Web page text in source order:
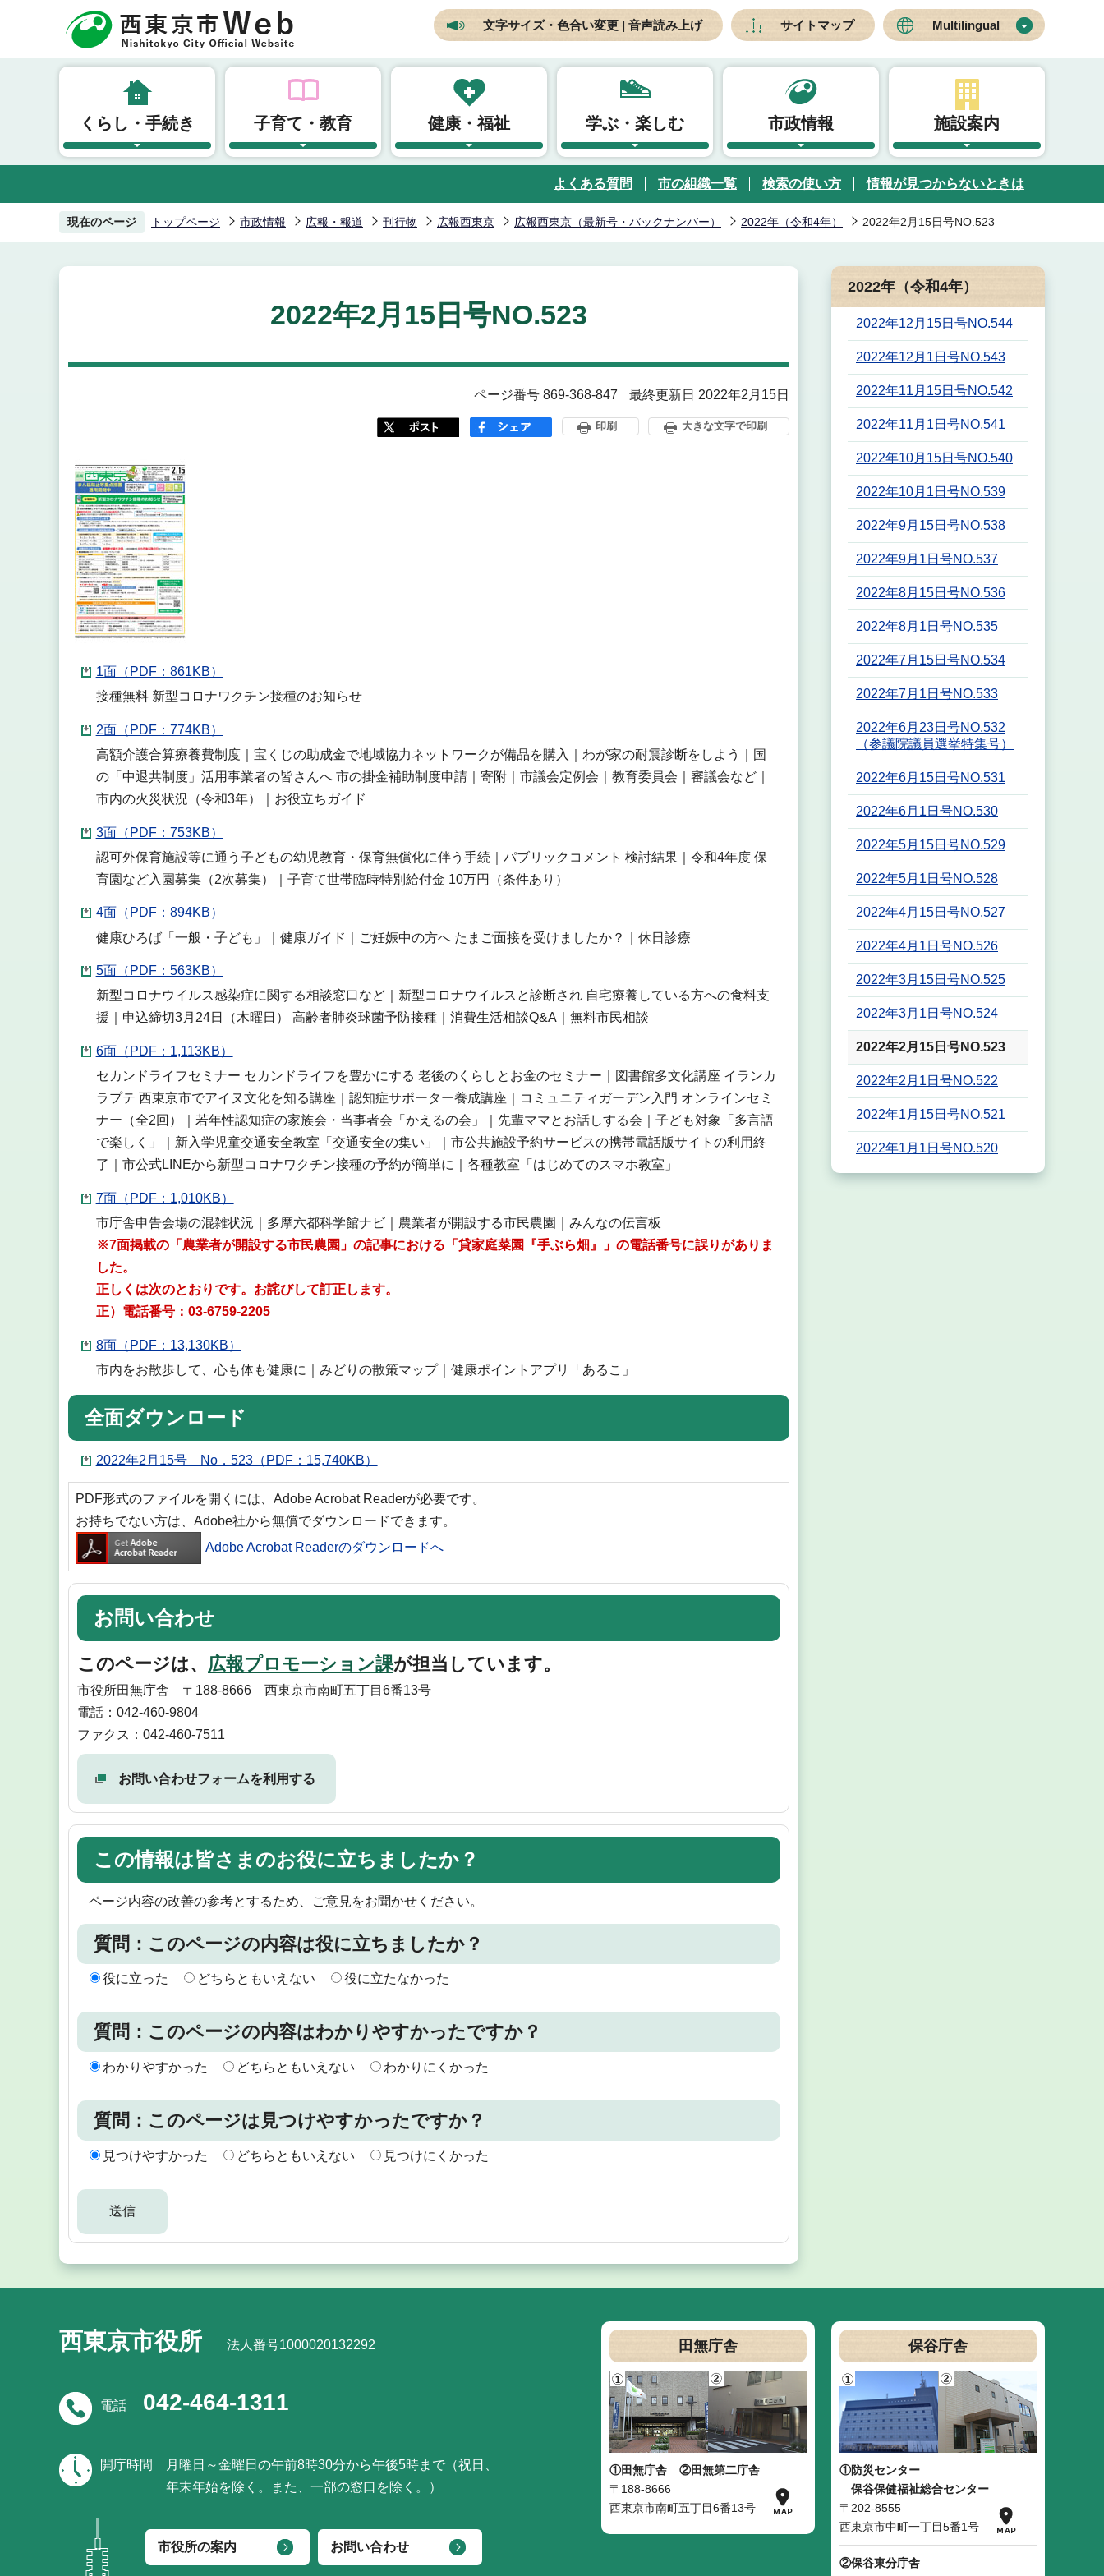
頭
文字サイズ・色合い変更 | 音声読み上げ サイトマップ Multilingual
くらし・手続き 子育て・教育 健康・福祉 学ぶ・楽しむ 市政情報 施設案内
よくある質問 市の組織一覧 検索の使い方 情報が見つからないときは
現在のページ トップページ 市政情報 広報・報道 刊行物 広報西東京 広報西東京（最新号・バックナンバー） 2022年（令和4年） 2022年2月15日号NO.523
2022年2月15日号NO.523
ページ番号 869-368-847 最終更新日 2022年2月15日
印刷 大きな文字で印刷
1面（PDF：861KB）
接種無料 新型コロナワクチン接種のお知らせ
2面（PDF：774KB）
高額介護合算療養費制度｜宝くじの助成金で地域協力ネットワークが備品を購入｜わが家の耐震診断をしよう｜国
の「中退共制度」活用事業者の皆さんへ 市の掛金補助制度申請｜寄附｜市議会定例会｜教育委員会｜審議会など｜
市内の火災状況（令和3年）｜お役立ちガイド
3面（PDF：753KB）
認可外保育施設等に通う子どもの幼児教育・保育無償化に伴う手続｜パブリックコメント 検討結果｜令和4年度 保
育園など入園募集（2次募集）｜子育て世帯臨時特別給付金 10万円（条件あり）
4面（PDF：894KB）
健康ひろば「一般・子ども」｜健康ガイド｜ご妊娠中の方へ たまご面接を受けましたか？｜休日診療
5面（PDF：563KB）
新型コロナウイルス感染症に関する相談窓口など｜新型コロナウイルスと診断され 自宅療養している方への食料支
援｜申込締切3月24日（木曜日） 高齢者肺炎球菌予防接種｜消費生活相談Q&A｜無料市民相談
6面（PDF：1,113KB）
セカンドライフセミナー セカンドライフを豊かにする 老後のくらしとお金のセミナー｜図書館多文化講座 イランカ
ラプテ 西東京市でアイヌ文化を知る講座｜認知症サポーター養成講座｜コミュニティガーデン入門 オンラインセミ
ナー（全2回）｜若年性認知症の家族会・当事者会「かえるの会」｜先輩ママとお話しする会｜子ども対象「多言語
で楽しく」｜新入学児童交通安全教室「交通安全の集い」｜市公共施設予約サービスの携帯電話版サイトの利用終
了｜市公式LINEから新型コロナワクチン接種の予約が簡単に｜各種教室「はじめてのスマホ教室」
7面（PDF：1,010KB）
市庁舎申告会場の混雑状況｜多摩六都科学館ナビ｜農業者が開設する市民農園｜みんなの伝言板
※7面掲載の「農業者が開設する市民農園」の記事における「貸家庭菜園『手ぶら畑』」の電話番号に誤りがありま
した。
正しくは次のとおりです。お詫びして訂正します。
正）電話番号：03-6759-2205
8面（PDF：13,130KB）
市内をお散歩して、心も体も健康に｜みどりの散策マップ｜健康ポイントアプリ「あるこ」
全面ダウンロード
2022年2月15号 No．523（PDF：15,740KB）
PDF形式のファイルを開くには、Adobe Acrobat Readerが必要です。
お持ちでない方は、Adobe社から無償でダウンロードできます。
Adobe Acrobat Readerのダウンロードへ
お問い合わせ
このページは、 広報プロモーション課が担当しています。
市役所田無庁舎 〒188-8666 西東京市南町五丁目6番13号
電話：042-460-9804
ファクス：042-460-7511
お問い合わせフォームを利用する
この情報は皆さまのお役に立ちましたか？
ページ内容の改善の参考とするため、ご意見をお聞かせください。
質問：このページの内容は役に立ちましたか？
役に立った どちらともいえない 役に立たなかった
質問：このページの内容はわかりやすかったですか？
わかりやすかった どちらともいえない わかりにくかった
質問：このページは見つけやすかったですか？
見つけやすかった どちらともいえない 見つけにくかった
2022年（令和4年）
2022年12月15日号NO.544
2022年12月1日号NO.543
2022年11月15日号NO.542
2022年11月1日号NO.541
2022年10月15日号NO.540
2022年10月1日号NO.539
2022年9月15日号NO.538
2022年9月1日号NO.537
2022年8月15日号NO.536
2022年8月1日号NO.535
2022年7月15日号NO.534
2022年7月1日号NO.533
2022年6月23日号NO.532
（参議院議員選挙特集号）
2022年6月15日号NO.531
2022年6月1日号NO.530
2022年5月15日号NO.529
2022年5月1日号NO.528
2022年4月15日号NO.527
2022年4月1日号NO.526
2022年3月15日号NO.525
2022年3月1日号NO.524
2022年2月15日号NO.523
2022年2月1日号NO.522
2022年1月15日号NO.521
2022年1月1日号NO.520
西東京市役所 法人番号1000020132292
電話 042-464-1311
開庁時間
月曜日～金曜日の午前8時30分から午後5時まで（祝日、
年末年始を除く。また、一部の窓口を除く。）
市役所の案内 お問い合わせ
田無庁舎
①田無庁舎
②田無第二庁舎
〒188-8666
西東京市南町五丁目6番13号
保谷庁舎
①防災センター
保谷保健福祉総合センター
〒202-8555
西東京市中町一丁目5番1号
②保谷東分庁舎